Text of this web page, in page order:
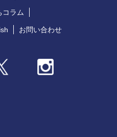
コラム
お問い合わせ